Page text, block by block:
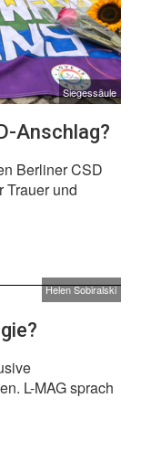
Siegessäule
Anschlag?
Berliner CSD
Trauer und
Helen Sobiralski
L-MAG sprach